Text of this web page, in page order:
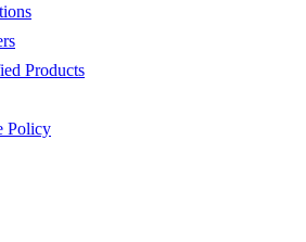
Products
Policy